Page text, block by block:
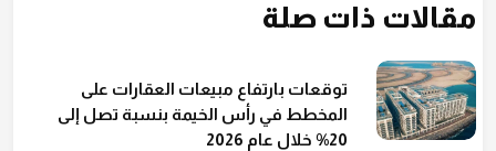
مقالات ذات صلة
توقعات بارتفاع مبيعات العقارات على
المخطط في رأس الخيمة بنسبة تصل إلى
20% خلال عام 2026